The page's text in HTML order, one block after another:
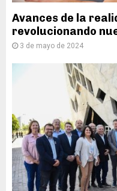
Avances de la
revolucionando
3 de mayo de 2024